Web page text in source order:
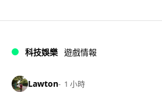
科技娛樂 遊戲情報
Lawton 1 小時